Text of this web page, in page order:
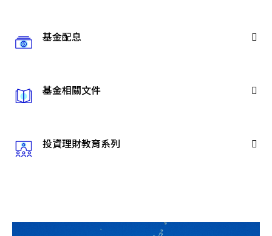
基金配息
基金相關文件
投資理財教育系列